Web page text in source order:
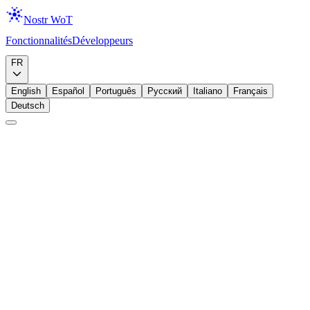
Nostr WoT
FonctionnalitésDéveloppeurs
FR
English Español Português Русский Italiano
Français
Deutsch